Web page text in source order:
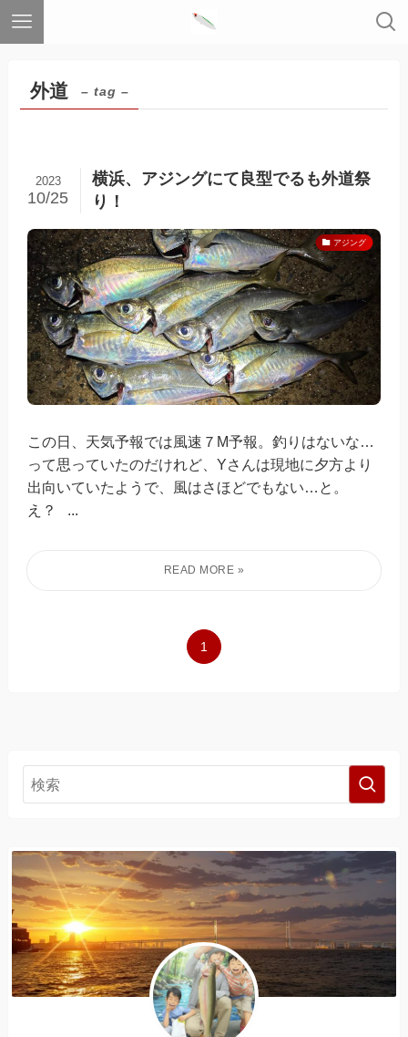
外道 – tag –
横浜、アジングにて良型でるも外道祭
り！
2023
10/25
アジング
この日、天気予報では風速７M予報。釣りはないな…
って思っていたのだけれど、Yさんは現地に夕方より
出向いていたようで、風はさほどでもない…と。
え？ ...
1